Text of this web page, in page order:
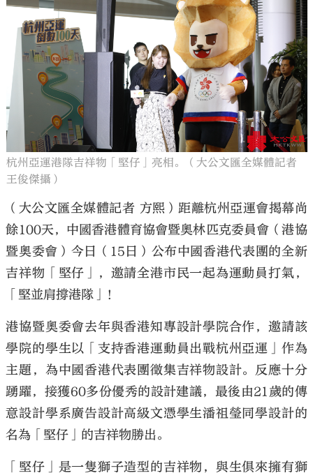
大公文匯
杭州亞運港隊吉祥物「堅仔」亮相。（大公文匯全媒體記者
王俊傑攝）
（大公文匯全媒體記者 方熙）距離杭州亞運會揭幕尚
餘100天，中國香港體育協會暨奧林匹克委員會（港協
暨奧委會）今日（15日）公布中國香港代表團的全新
吉祥物「堅仔」，邀請全港市民一起為運動員打氣，
「堅並肩撐港隊」！
港協暨奧委會去年與香港知專設計學院合作，邀請該
學院的學生以「支持香港運動員出戰杭州亞運」作為
主題，為中國香港代表團徵集吉祥物設計。反應十分
踴躍，接獲60多份優秀的設計建議，最後由21歲的傳
意設計學系廣告設計高級文憑學生潘祖瑩同學設計的
名為「堅仔」的吉祥物勝出。
「堅仔」是一隻獅子造型的吉祥物，與生俱來擁有獅